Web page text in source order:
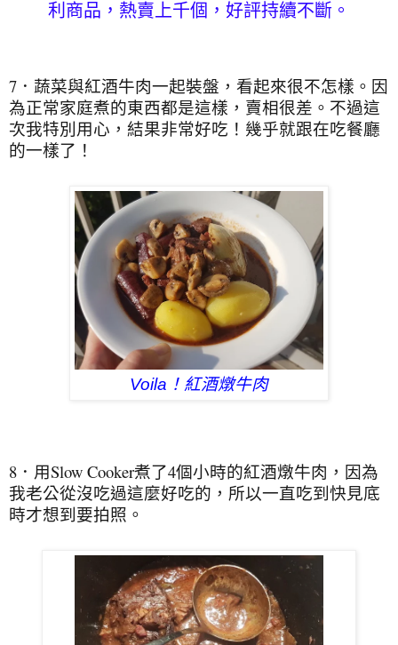
利商品，熱賣上千個，好評持續不斷。
7．蔬菜與紅酒牛肉一起裝盤，看起來很不怎樣。因
為正常家庭煮的東西都是這樣，賣相很差。不過這
次我特別用心，結果非常好吃！幾乎就跟在吃餐廳
的一樣了！
Voila！紅酒燉牛肉
8．用Slow Cooker煮了4個小時的紅酒燉牛肉，因為
我老公從沒吃過這麼好吃的，所以一直吃到快見底
時才想到要拍照。